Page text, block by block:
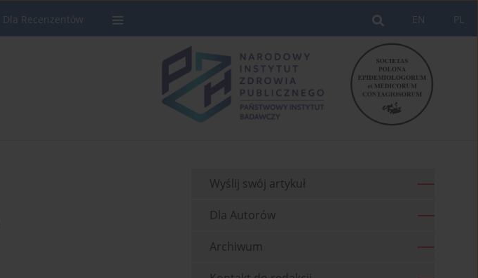
PL
EN
Dla Recenzentów
Wyślij swój artykuł
Dla Autorów
Archiwum